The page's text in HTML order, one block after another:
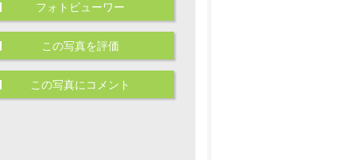
フォトビューワー
この写真を評価
この写真にコメント